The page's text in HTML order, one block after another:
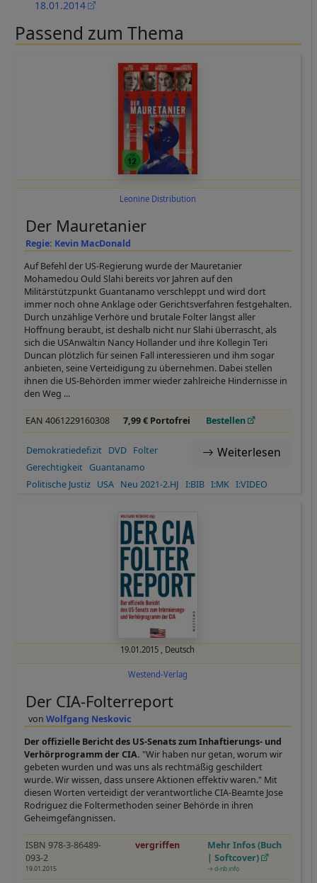
18.01.2014
Passend zum Thema
Leonine Distribution
Regie: Kevin MacDonald
Der Mauretanier
Auf Befehl der US-Regierung wurde der Mauretanier
Mohamedou Ould Slahi bereits vor Jahren auf den
Militärstützpunkt Guantanamo verschleppt und wird dort
immer noch ohne Anklage oder Gerichtsverfahren festgehalten.
Durch unzählige Verhöre und brutale Folter längst aller
Hoffnung beraubt, ist deshalb nicht nur Slahi überrascht, als
sich die USAnwältin Nancy Hollander und ihre Kollegin Teri
Duncan plötzlich für seinen Fall interessieren und ihm sogar
anbieten, seine Verteidigung zu übernehmen. Dabei stellen
ihnen die US-Behörden immer wieder zahlreiche Hindernisse in
den Weg ...
EAN 4061229160308 7,99 € Portofrei Bestellen
Weiterlesen
Demokratiedefizit DVD Folter
Gerechtigkeit Guantanamo
Politische Justiz
USA Neu 2021-2.HJ I:BIB I:MK I:VIDEO
19.01.2015 Deutsch
Westend-Verlag
Wolfgang Neskovic
Der CIA-Folterreport
Der offizielle Bericht des US-Senats zum Inhaftierungs- und
Verhörprogramm der CIA. "Wir haben nur getan, worum wir
gebeten wurden und was uns als rechtmäßig geschildert
wurde. Wir wissen, dass unsere Aktionen effektiv waren." Mit
diesen Worten verteidigt der verantwortliche CIA-Beamte Jose
Rodriguez die Foltermethoden seiner Behörde in ihren
Geheimgefängnissen.
ISBN 978-3-86489-
093-2
19.01.2015
vergriffen
Mehr Infos (Buch
| Softcover)
→ d-nb.info